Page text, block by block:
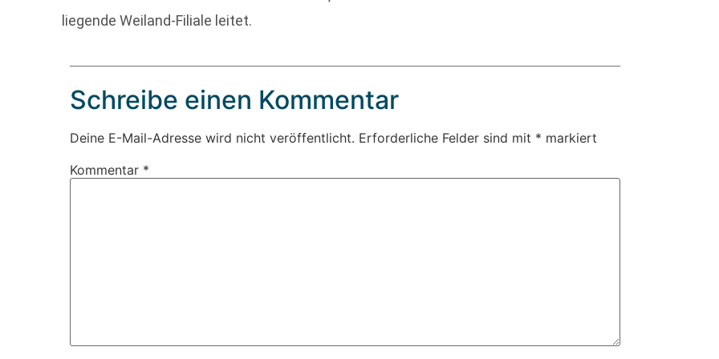
liegende Weiland-Filiale leitet.
Schreibe einen Kommentar
Deine E-Mail-Adresse wird nicht veröffentlicht. Erforderliche Felder sind mit * markiert
Kommentar *